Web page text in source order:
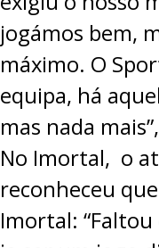
jogámos bem,
máximo. O
equipa, há
mas nada
No Imortal, o
reconheceu
Imortal: